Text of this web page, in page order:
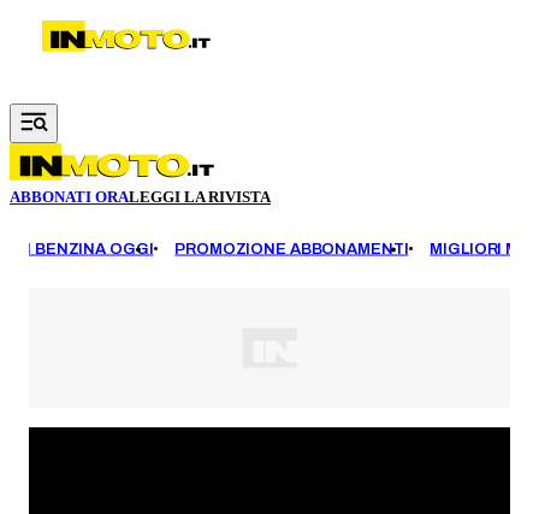
Vai al contenuto principale
ABBONATI ORALEGGI LA RIVISTA
BENZINA OGGI PROMOZIONE ABBONAMENTI MIGLIORI